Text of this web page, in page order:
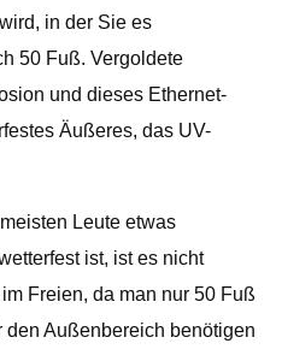
in der Sie es
50 Fuß. Vergoldete
und dieses Ethernet-
Äußeres, das UV-
Leute etwas
ist, ist es nicht
Freien, da man nur 50 Fuß
Außenbereich benötigen